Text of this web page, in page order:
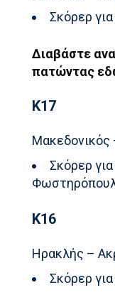
Σκόρερ
Διαβάστε
πατώντας
Κ17
Μακεδονικός
Σκόρερ
Κ16
Ηρακλής –
Σκόρερ